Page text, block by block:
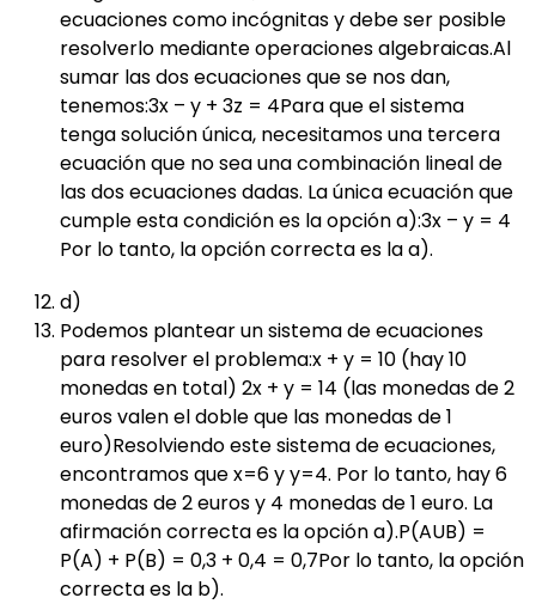
ecuaciones como incógnitas y debe ser posible
resolverlo mediante operaciones algebraicas.Al
sumar las dos ecuaciones que se nos dan,
tenemos:3x – y + 3z = 4Para que el sistema
tenga solución única, necesitamos una tercera
ecuación que no sea una combinación lineal de
las dos ecuaciones dadas. La única ecuación que
cumple esta condición es la opción a):3x – y = 4
Por lo tanto, la opción correcta es la a).
d)
Podemos plantear un sistema de ecuaciones
para resolver el problema:x + y = 10 (hay 10
monedas en total) 2x + y = 14 (las monedas de 2
euros valen el doble que las monedas de 1
euro)Resolviendo este sistema de ecuaciones,
encontramos que x=6 y y=4. Por lo tanto, hay 6
monedas de 2 euros y 4 monedas de 1 euro. La
afirmación correcta es la opción a).P(AUB) =
P(A) + P(B) = 0,3 + 0,4 = 0,7Por lo tanto, la opción
correcta es la b).